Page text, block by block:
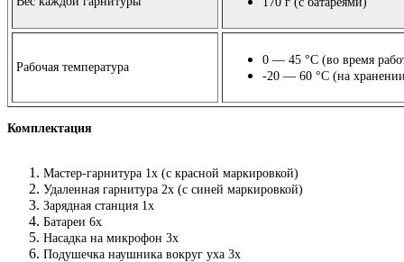
Рабочая температура
0 — 45 °C (во время
-20 — 60 °C (на
Комплектация
Мастер-гарнитура 1х (с красной маркировкой)
Удаленная гарнитура 2х (с синей маркировкой)
Зарядная станция 1х
Батареи 6х
Насадка на микрофон 3х
Подушечка наушника вокруг уха 3х